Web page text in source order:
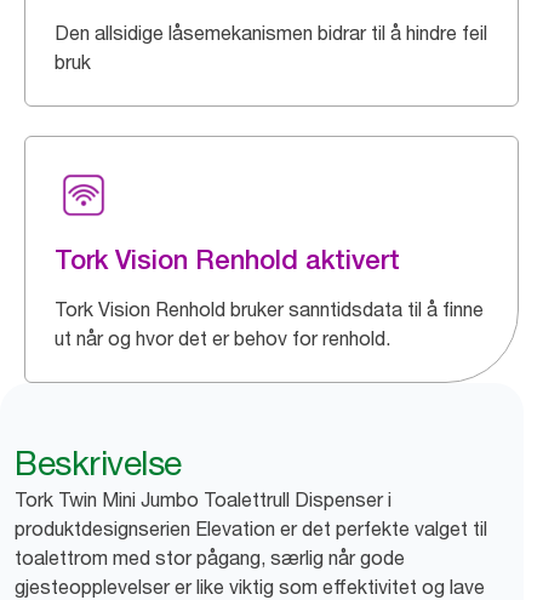
Den allsidige låsemekanismen bidrar til å hindre feil
bruk
Tork Vision Renhold aktivert
Tork Vision Renhold bruker sanntidsdata til å finne
ut når og hvor det er behov for renhold.
Beskrivelse
Tork Twin Mini Jumbo Toalettrull Dispenser i
produktdesignserien Elevation er det perfekte valget til
toalettrom med stor pågang, særlig når gode
gjesteopplevelser er like viktig som effektivitet og lave